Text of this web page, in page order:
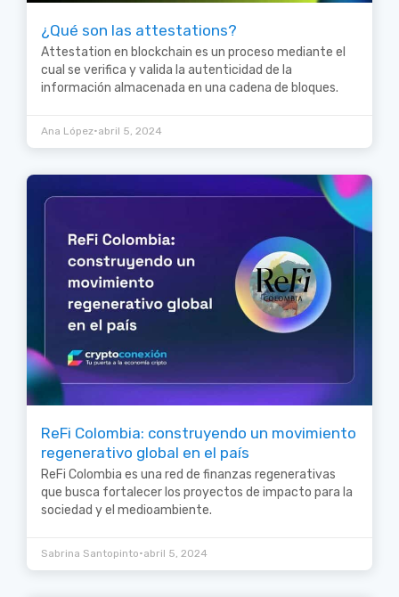
¿Qué son las attestations?
Attestation en blockchain es un proceso mediante el
cual se verifica y valida la autenticidad de la
información almacenada en una cadena de bloques.
Ana López•abril 5, 2024
ReFi Colombia: construyendo un movimiento
regenerativo global en el país
ReFi Colombia es una red de finanzas regenerativas
que busca fortalecer los proyectos de impacto para la
sociedad y el medioambiente.
Sabrina Santopinto•abril 5, 2024